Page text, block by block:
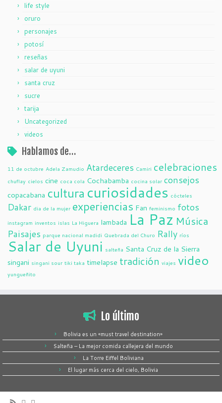
life style
oruro
personajes
potosí
reseñas
salar de uyuni
santa cruz
sucre
tarija
Uncategorized
videos
Hablamos de…
11 de octubre Adela Zamudio Atardeceres Camiri celebraciones
chuflay cielos cine coca cola Cochabamba cocina solar consejos
copacabana cultura curiosidades cócteles
Dakar dia de la mujer experiencias Fan feminismo fotos
instagram inventos islas La Higuera lambada La Paz Música
Paisajes parque nacional madidi Quebrada del Churo Rally ríos
Salar de Uyuni salteña Santa Cruz de la Sierra
singani singani sour tiki taka timelapse tradición viajes video
yungueñito
Lo último
Bolivia es un «must travel destination»
Salteña – La mejor comida callejera del mundo
La Torre Eiffel Boliviana
El lugar más cerca del cielo, Bolivia